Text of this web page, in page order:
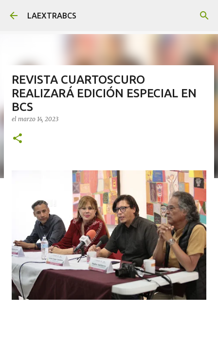
Ir al contenido principal
LAEXTRABCS
REVISTA CUARTOSCURO
REALIZARÁ EDICIÓN ESPECIAL EN
BCS
el marzo 14, 2023